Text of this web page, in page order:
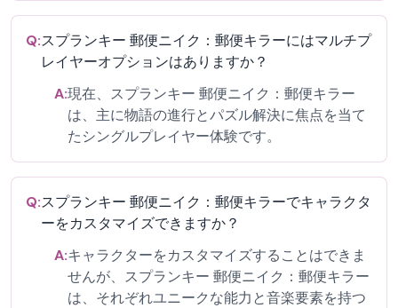
Q:スプランキー 郵便ニイク：郵便キラーにはマルチプ
レイヤーオプションはありますか？
A:現在、スプランキー 郵便ニイク：郵便キラー
は、主に物語の進行とパズル解決に焦点を当て
たシングルプレイヤー体験です。
Q:スプランキー 郵便ニイク：郵便キラーでキャラクタ
ーをカスタマイズできますか？
A:キャラクターをカスタマイズすることはできま
せんが、スプランキー 郵便ニイク：郵便キラー
は、それぞれユニークな能力と音楽要素を持つ